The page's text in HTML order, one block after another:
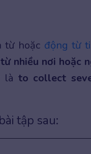
từ hoặc động từ
nhiều nơi hoặc
là to collect
tập sau: